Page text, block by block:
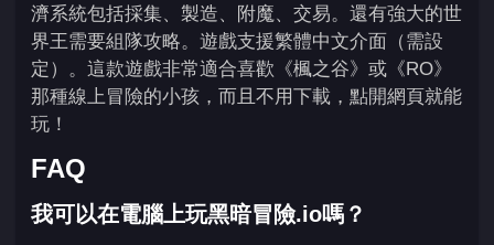
濟系統包括採集、製造、附魔、交易。還有強大的世
界王需要組隊攻略。遊戲支援繁體中文介面（需設
定）。這款遊戲非常適合喜歡《楓之谷》或《RO》
那種線上冒險的小孩，而且不用下載，點開網頁就能
玩！
FAQ
我可以在電腦上玩黑暗冒險.io嗎？